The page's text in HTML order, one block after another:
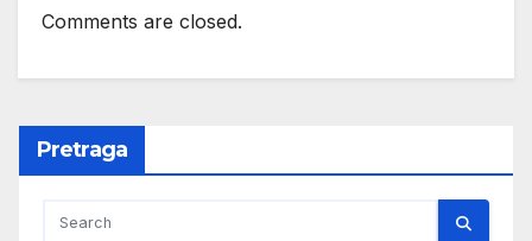
Comments are closed.
Pretraga